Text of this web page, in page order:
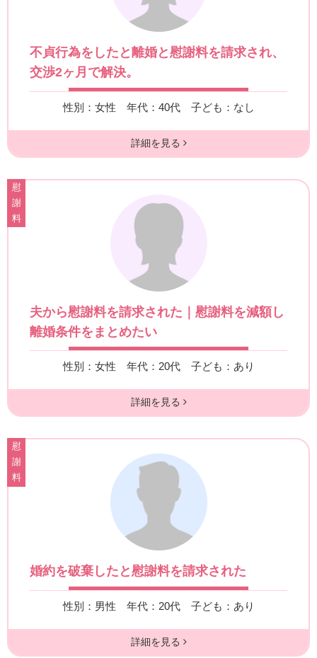
不貞行為をしたと離婚と慰謝料を請求され、
交渉2ヶ月で解決。
性別：女性 年代：40代 子ども：なし
詳細を見る
慰
謝
料
夫から慰謝料を請求された｜慰謝料を減額し
離婚条件をまとめたい
性別：女性 年代：20代 子ども：あり
詳細を見る
慰
謝
料
婚約を破棄したと慰謝料を請求された
性別：男性 年代：20代 子ども：あり
詳細を見る